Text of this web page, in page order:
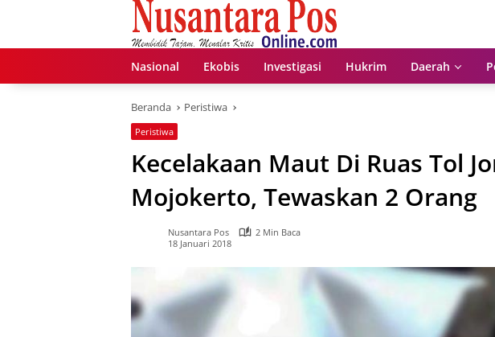
Nasional Ekobis Investigasi Hukrim Daerah
Beranda Peristiwa
Peristiwa
Kecelakaan Maut Di Ruas Tol
Mojokerto, Tewaskan 2 Orang
Nusantara Pos
2 Min Baca
18 Januari 2018